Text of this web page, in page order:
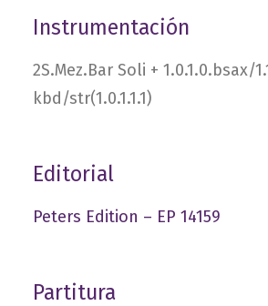
Instrumentación
2S.Mez.Bar Soli + 1.0.1.0.bsax/
kbd/​str(1.0.1.1.1)
Editorial
Peters Edition – EP 14159
Partitura